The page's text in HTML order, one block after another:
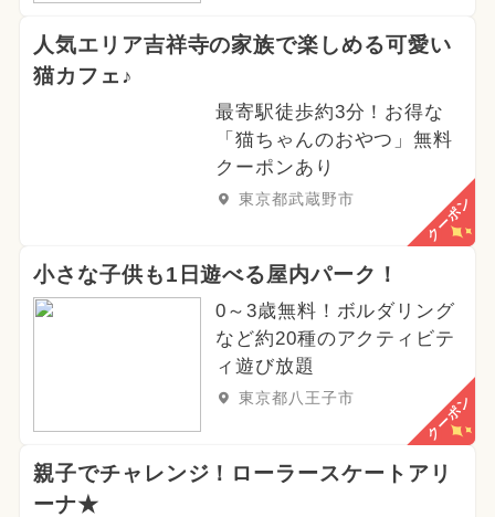
人気エリア吉祥寺の家族で楽しめる可愛い
猫カフェ♪
最寄駅徒歩約3分！お得な
「猫ちゃんのおやつ」無料
クーポンあり
東京都武蔵野市 クーポン
小さな子供も1日遊べる屋内パーク！
0～3歳無料！ボルダリング
など約20種のアクティビテ
ィ遊び放題
東京都八王子市 クーポン
親子でチャレンジ！ローラースケートアリ
ーナ★